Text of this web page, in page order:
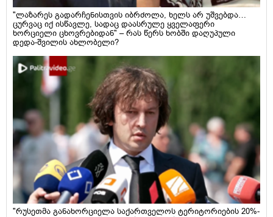
"ლაზარეს გადარჩენისთვის იბრძოლა, ხელს არ უშვებდა…
ცურვაც იქ ისწავლე, სადაც დაასრულე ყველაფერი
ხორციელი ცხოვრებიდან" – რას წერს ხობში დაღუპული
დედა-შვილის ახლობელი?
"რუსეთმა განახორციელა საქართველოს ტერიტორიების 20%-